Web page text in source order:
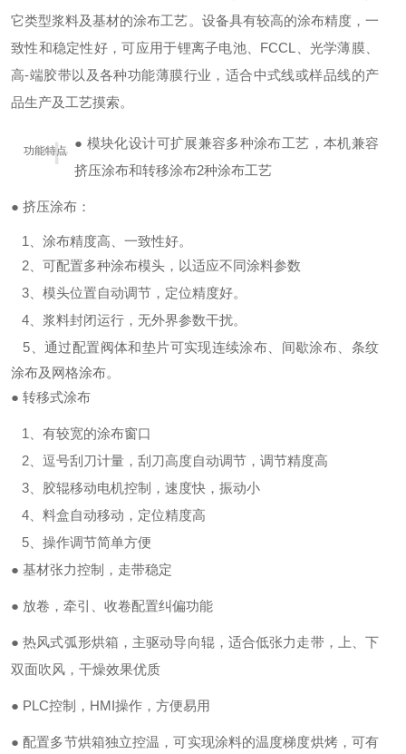
它类型浆料及基材的涂布工艺。设备具有较高的涂布精度，一
致性和稳定性好，可应用于锂离子电池、FCCL、光学薄膜、
高-端胶带以及各种功能薄膜行业，适合中式线或样品线的产
品生产及工艺摸索。
+
功能特点
● 模块化设计可扩展兼容多种涂布工艺，本机兼容
挤压涂布和转移涂布2种涂布工艺
● 挤压涂布：
1、涂布精度高、一致性好。
2、可配置多种涂布模头，以适应不同涂料参数
3、模头位置自动调节，定位精度好。
4、浆料封闭运行，无外界参数干扰。
5、通过配置阀体和垫片可实现连续涂布、间歇涂布、条纹
涂布及网格涂布。
● 转移式涂布
1、有较宽的涂布窗口
2、逗号刮刀计量，刮刀高度自动调节，调节精度高
3、胶辊移动电机控制，速度快，振动小
4、料盒自动移动，定位精度高
5、操作调节简单方便
● 基材张力控制，走带稳定
● 放卷，牵引、收卷配置纠偏功能
●热风式弧形烘箱，主驱动导向辊，适合低张力走带，上、下
双面吹风，干燥效果优质
● PLC控制，HMI操作，方便易用
●配置多节烘箱独立控温，可实现涂料的温度梯度烘烤，可有